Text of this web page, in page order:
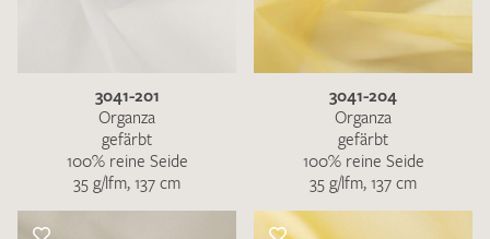
3041-201
Organza
gefärbt
100% reine Seide
35 g/lfm, 137 cm
3041-204
Organza
gefärbt
100% reine Seide
35 g/lfm, 137 cm